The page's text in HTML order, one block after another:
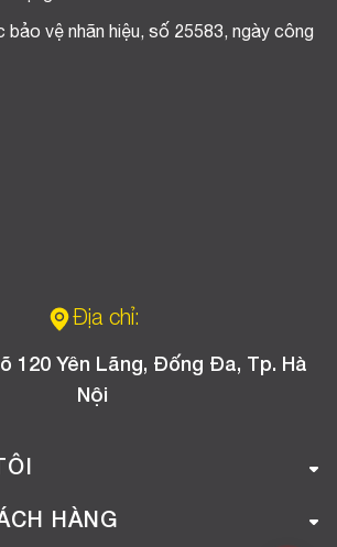
bảo vệ nhãn hiệu, số 25583, ngày công
Địa chỉ:
120 Yên Lãng, Đống Đa, Tp. Hà
Nội
HÀNG